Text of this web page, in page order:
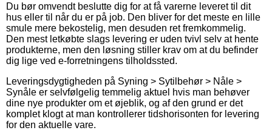
Du bør omvendt beslutte dig for at få varerne leveret til dit
hus eller til når du er på job. Den bliver for det meste en lille
smule mere bekostelig, men desuden ret fremkommelig.
Den mest letkøbte slags levering er uden tvivl selv at hente
produkterne, men den løsning stiller krav om at du befinder
dig lige ved e-forretningens tilholdssted.
Leveringsdygtigheden på Syning > Sytilbehør > Nåle >
Synåle er selvfølgelig temmelig aktuel hvis man behøver
dine nye produkter om et øjeblik, og af den grund er det
komplet klogt at man kontrollerer tidshorisonten for levering
for den aktuelle vare.